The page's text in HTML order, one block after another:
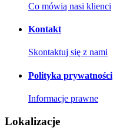
Co mówią nasi klienci
Kontakt
Skontaktuj się z nami
Polityka prywatności
Informacje prawne
Lokalizacje